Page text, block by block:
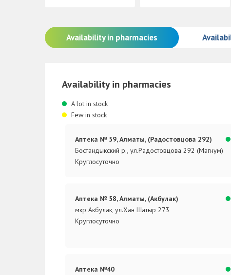
Availability in pharmacies
Availability in pharmacies
A lot in stock
Few in stock
Аптека № 59, Алматы, (Радостовцова 292)
Бостандыкский р., ул.Радостовцова 292 (Магнум)
Круглосуточно
Аптека № 58, Алматы, (Акбулак)
мкр Акбулак, ул.Хан Шатыр 273
Круглосуточно
Аптека №40